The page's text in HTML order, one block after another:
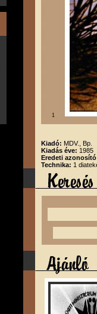
1
Kiadó: MDV., Bp.
Kiadás éve: 1985
Eredeti
Technika: 1